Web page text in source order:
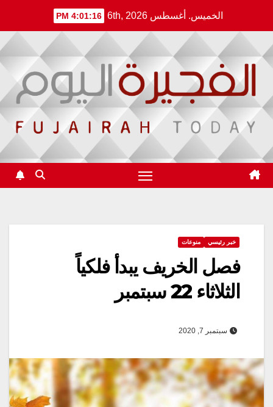
content
الخميس. أغسطس 6th, 2026 4:01:16 PM
خبر رئيسي منوعات
فصل الخريف يبدأ فلكياً
الثلاثاء 22 سبتمبر
سبتمبر 7, 2020